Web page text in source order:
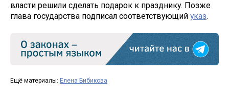
власти решили сделать подарок к празднику. Позже
глава государства подписал соответствующий указ.
Ещё материалы: Елена Бибикова